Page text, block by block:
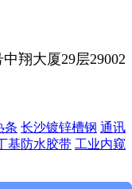
翔大厦29层29002
条 长沙镀锌槽钢 通讯
基防水胶带 工业内窥